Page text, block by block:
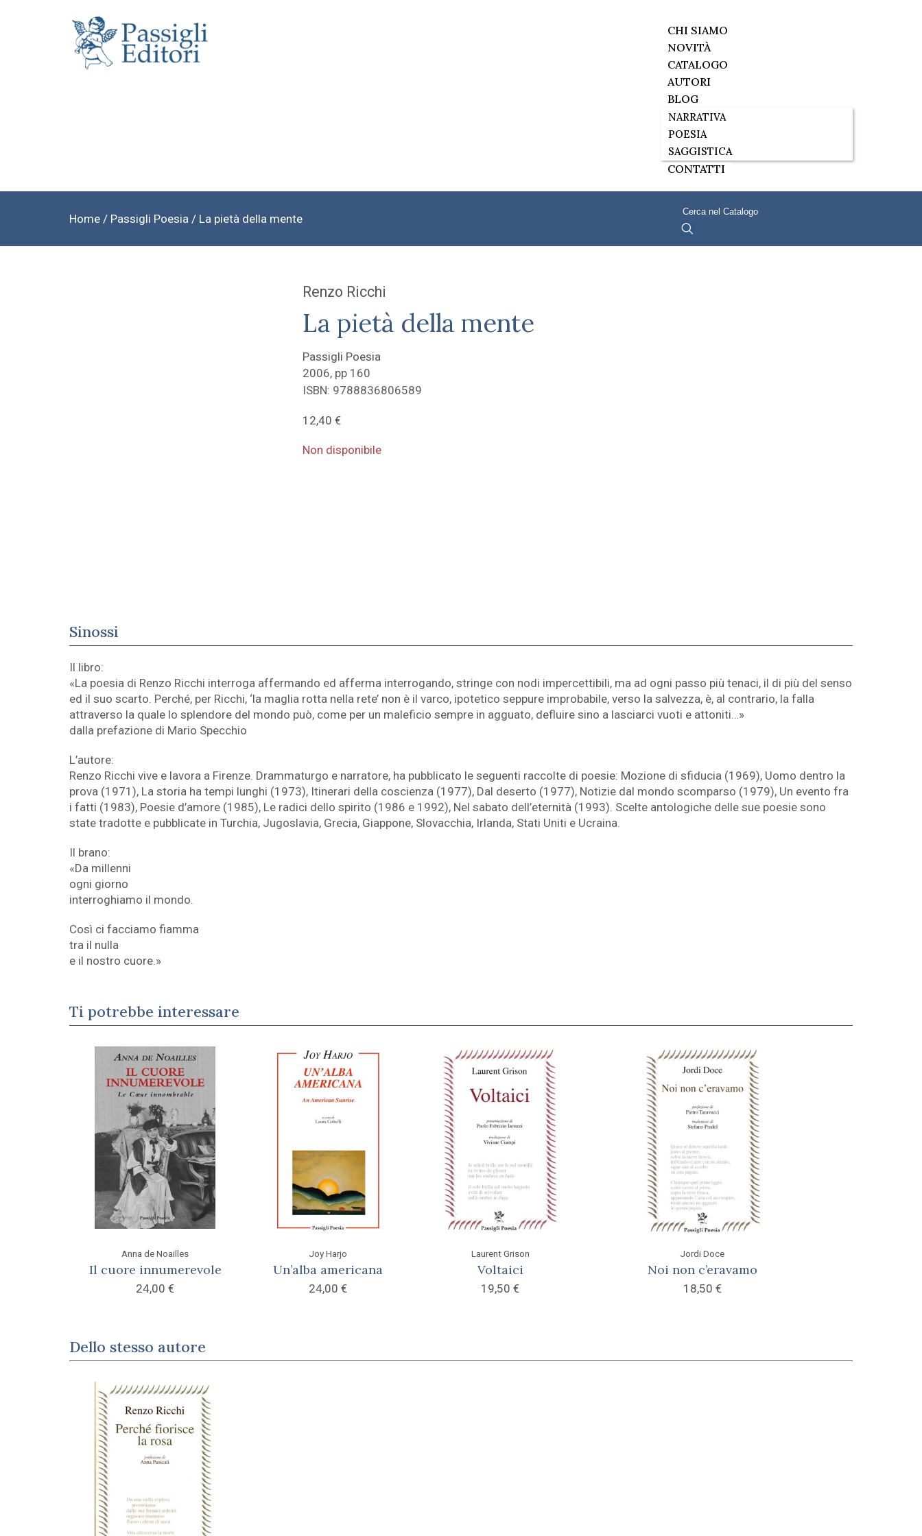
CHI SIAMO
NOVITÀ
CATALOGO
AUTORI
BLOG
NARRATIVA
POESIA
SAGGISTICA
CONTATTI
Home/ Passigli Poesia / La pietà della mente
Renzo Ricchi
La pietà della mente
Passigli Poesia
2006, pp 160
ISBN: 9788836806589
12,40 €
Non disponibile
Sinossi
Il libro:
«La poesia di Renzo Ricchi interroga affermando ed afferma interrogando, stringe con nodi impercettibili, ma ad ogni passo più tenaci, il di più del senso
ed il suo scarto. Perché, per Ricchi, ‘la maglia rotta nella rete’ non è il varco, ipotetico seppure improbabile, verso la salvezza, è, al contrario, la falla
attraverso la quale lo splendore del mondo può, come per un maleficio sempre in agguato, defluire sino a lasciarci vuoti e attoniti…»
dalla prefazione di Mario Specchio
L’autore:
Renzo Ricchi vive e lavora a Firenze. Drammaturgo e narratore, ha pubblicato le seguenti raccolte di poesie: Mozione di sfiducia (1969), Uomo dentro la
prova (1971), La storia ha tempi lunghi (1973), Itinerari della coscienza (1977), Dal deserto (1977), Notizie dal mondo scomparso (1979), Un evento fra
i fatti (1983), Poesie d’amore (1985), Le radici dello spirito (1986 e 1992), Nel sabato dell’eternità (1993). Scelte antologiche delle sue poesie sono
state tradotte e pubblicate in Turchia, Jugoslavia, Grecia, Giappone, Slovacchia, Irlanda, Stati Uniti e Ucraina.
Il brano:
«Da millenni
ogni giorno
interroghiamo il mondo.
Così ci facciamo fiamma
tra il nulla
e il nostro cuore.»
Ti potrebbe interessare
Anna de Noailles
Il cuore innumerevole
24,00€
Joy Harjo
Un’alba americana
24,00 €
Laurent Grison
Voltaici
19,50€
Jordi Doce
Noi non c’eravamo
18,50 €
Dello stesso autore